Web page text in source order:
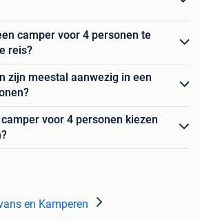
camper voor 4 personen te
reis?
zijn meestal aanwezig in een
voor 4 personen kiezen
en Kamperen